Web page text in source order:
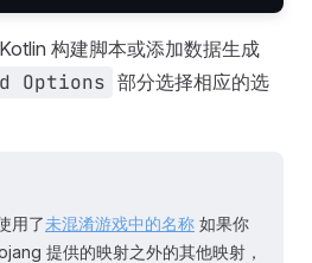
构建脚本或添加数据生成
Options 部分选择相应的选
用了未混淆游戏中的名称 如果你
提供的映射之外的其他映射，